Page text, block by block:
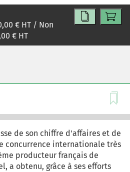
€ HT / Non
€ HT
de son chiffre d'affaires et de
concurrence internationale très
producteur français de
a obtenu, grâce à ses efforts